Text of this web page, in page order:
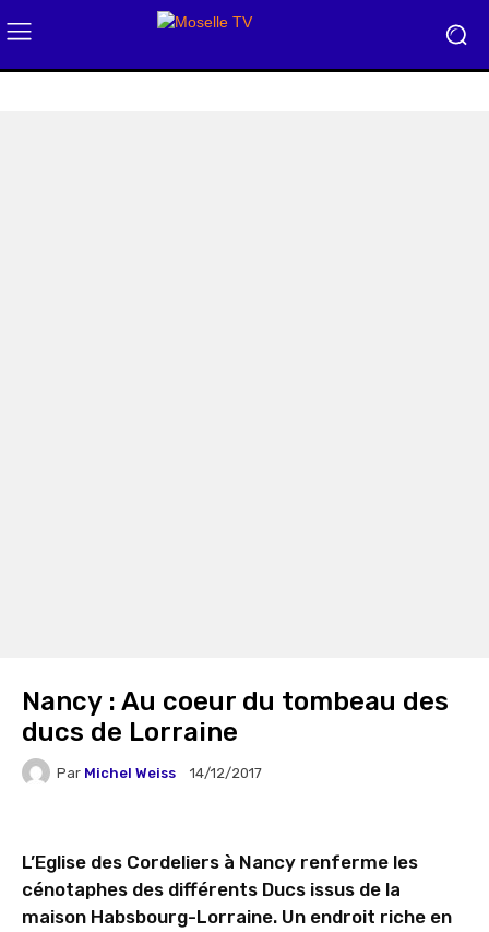
Nancy : Au coeur du tombeau des
ducs de Lorraine
Par Michel Weiss 14/12/2017
L’Eglise des Cordeliers à Nancy renferme les
cénotaphes des différents Ducs issus de la
maison Habsbourg-Lorraine. Un endroit riche en